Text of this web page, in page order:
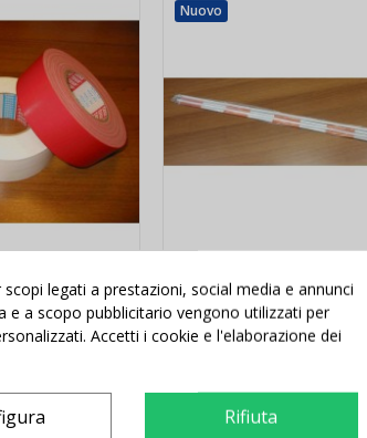
adesivo
€
Nuovo
Antenne in fibra per rete
pallavolo smontabile in 2
pezzi
47,00 €
legati a prestazioni, social media e annunci
e a scopo pubblicitario vengono utilizzati per
Accetti i cookie e l'elaborazione dei
Rifiuta